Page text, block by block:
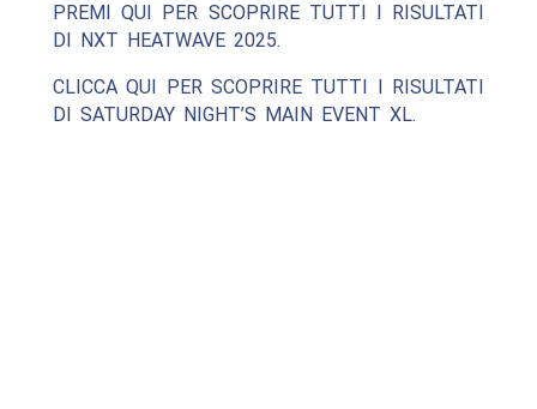
PREMI QUI PER SCOPRIRE TUTTI I RISULTATI
DI NXT HEATWAVE 2025.
CLICCA QUI PER SCOPRIRE TUTTI I RISULTATI
DI SATURDAY NIGHT’S MAIN EVENT XL.